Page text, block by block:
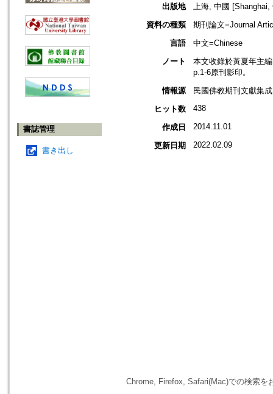
書誌管理
書き出し
出版地
上海, 中國 [Shanghai,
資料の種類
期刊論文=Journal
言語
中文=Chinese
ノート
本文收錄於黃夏年主
p.1-6原刊影印。
情報源
民國佛教期刊文獻集
ヒット数
438
作成日 2014.11.01
更新日期 2022.02.09
Chrome, Firefox, Safari(Mac)での検索を